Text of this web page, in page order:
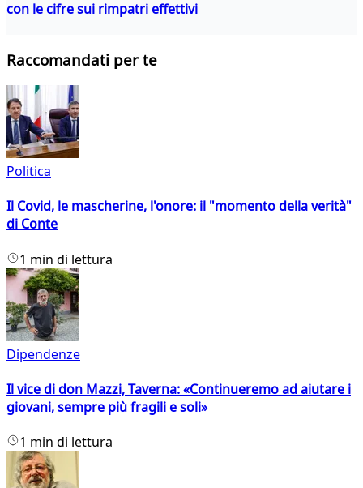
con le cifre sui rimpatri effettivi
Raccomandati per te
Politica
Il Covid, le mascherine, l'onore: il "momento della verità"
di Conte
1 min di lettura
Dipendenze
Il vice di don Mazzi, Taverna: «Continueremo ad aiutare i
giovani, sempre più fragili e soli»
1 min di lettura